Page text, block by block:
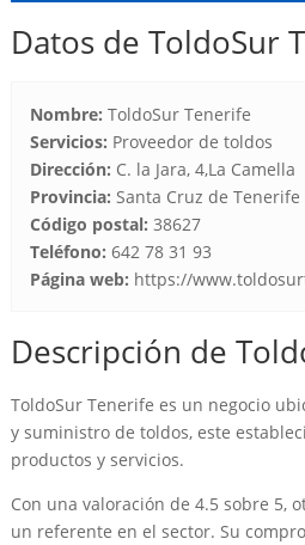
Datos de ToldoSur
Nombre: ToldoSur Tenerife
Servicios: Proveedor de toldos
Dirección: C. la Jara, 4,La Camella
Provincia: Santa Cruz de Tenerife
Código postal: 38627
Teléfono: 642 78 31 93
Página web: https://
Descripción de
ToldoSur Tenerife es un negocio
y suministro de toldos, este
productos y servicios.
Con una valoración de 4.5 sobre 5,
un referente en el sector. Su